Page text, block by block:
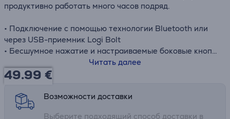
продуктивно работать много часов подряд.
• Подключение с помощью технологии Bluetooth или
через USB-приемник Logi Bolt
• Бесшумное нажатие и настраиваемые боковые кнопки
• Поддержка Windows, macOS, Linux, iPadOS, Android и
ChromeBook
Читать далее
49.99 €
Возможности доставки
Выберите подходящий способ доставки в